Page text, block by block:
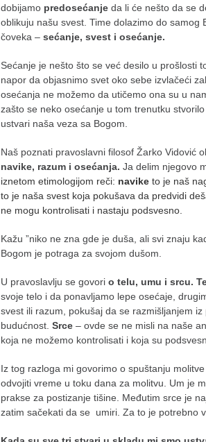
dobijamo predosećanje da li će nešto da se
oblikuju našu svest. Time dolazimo do samog
čoveka – sećanje, svest i osećanje.
Sećanje je nešto što se već desilo u prošlosti
napor da objasnimo svet oko sebe izvlačeći
osećanja ne možemo da utičemo ona su u
zašto se neko osećanje u tom trenutku
ustvari naša veza sa Bogom.
Naš poznati pravoslavni filosof Žarko Vidović
navike, razum i osećanja. Ja delim njegovo
iznetom etimologijom reči: navike to je naš
to je naša svest koja pokušava da predvidi
ne mogu kontrolisati i nastaju podsvesno.
Kažu ”niko ne zna gde je duša, ali svi znaju
Bogom je potraga za svojom dušom.
U pravoslavlju se govori o telu, umu i srcu.
svoje telo i da ponavljamo lepe osećaje,
svest ili razum, pokušaj da se razmišljanjem
budućnost. Srce – ovde se ne misli na naše
koja ne možemo kontrolisati i koja su
Iz tog razloga mi govorimo o spuštanju
odvojiti vreme u toku dana za molitvu. Um je
prakse za postizanje tišine. Međutim srce je
zatim sačekati da se umiri. Za to je potrebno